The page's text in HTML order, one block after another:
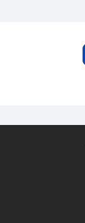
في المقررات الدراسية
في المقررات